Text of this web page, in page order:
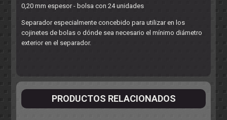
0,20 mm espesor - bolsa con 24 unidades
Separador especialmente concebido para utilizar en los
cojinetes de bolas o dónde sea necesario el mínimo diámetro
exterior en el separador.
PRODUCTOS RELACIONADOS